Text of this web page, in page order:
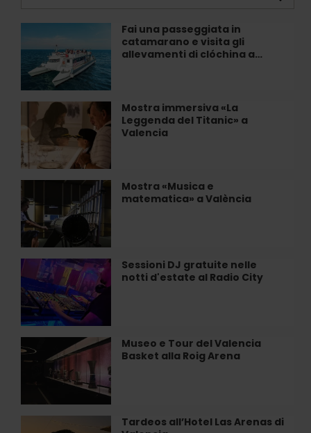
Fai una passeggiata in
catamarano e visita gli
allevamenti di clóchina a…
passeggiata
in
catamarano
e
visita
gli
allevamenti
di
a…
Mostra immersiva «La
Leggenda del Titanic» a
Valencia
Mostra
immersiva
«La
Leggenda
del
Titanic»
Valencia
Mostra «Musica e
matematica» a València
Mostra
«Musica
e
matematica»
a
València
Sessioni DJ gratuite nelle
notti d'estate al Radio City
Sessioni
DJ
gratuite
nelle
notti
d'estate
al
Museo e Tour del Valencia
Basket alla Roig Arena
Museo
e
Valencia
Basket
Tardeos all’Hotel Las Arenas di